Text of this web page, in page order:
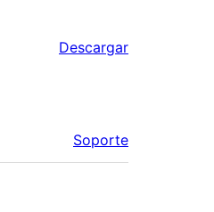
Descargar
Soporte